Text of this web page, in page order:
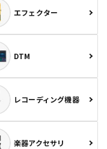
エフェクター
DTM
レコーディング機器
楽器アクセサリ